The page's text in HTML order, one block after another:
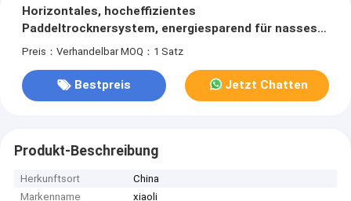
Horizontales, hocheffizientes
Paddeltrocknersystem, energiesparend für nasses
Material
Preis：Verhandelbar MOQ：1 Satz
Bestpreis Jetzt Chatten
Produkt-Beschreibung
Herkunftsort
China
Markenname
xiaoli